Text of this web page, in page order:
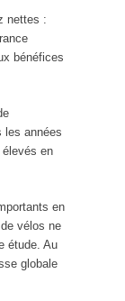
nettes :
bénéfices
les années
en
en
vélos ne
étude. Au
globale